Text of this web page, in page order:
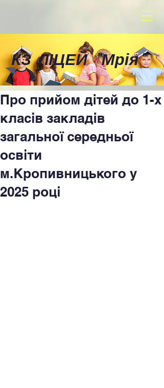
КЗ ЛІЦЕЙ"Мрія"
Про прийом дітей до 1-х
класів закладів
загальної середньої
освіти
м.Кропивницького у
2025 році